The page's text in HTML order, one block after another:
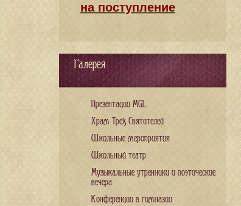
на поступление
Галерея
Презентации MGL
Храм Трех Святителей
Школьные мероприятия
Школьный театр
Музыкальные утренники и поэтические
вечера
Конференции в гимназии